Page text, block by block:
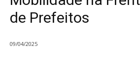
de Prefeitos
09/04/2025